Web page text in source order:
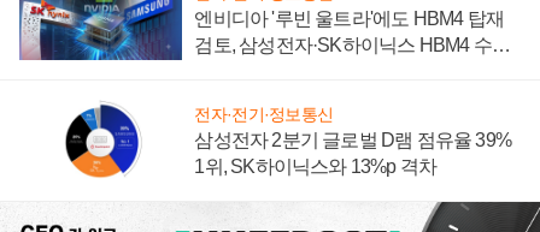
엔비디아 '루빈 울트라'에도 HBM4 탑재
검토, 삼성전자·SK하이닉스 HBM4 수율
전자·전기·정보통신
삼성전자 2분기 글로벌 D램 점유율 39%
1위, SK하이닉스와 13%p 격차